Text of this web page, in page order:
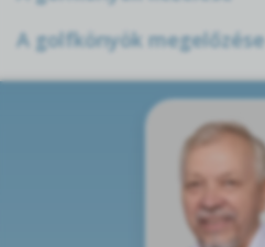
A golfkönyök megelőzése